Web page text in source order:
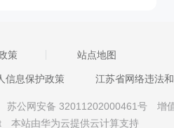
autocad2004
Studio for Mac 9
Eagle
策 站点地图
信息保护政策 江苏省网络违法
苏公网安备 32011202000461号
增
本站由华为云提供云计算支持